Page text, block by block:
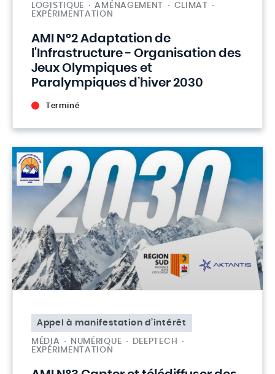
LOGISTIQUE AMÉNAGEMENT
CLIMAT
EXPÉRIMENTATION
AMI N°2 Adaptation de
l'Infrastructure - Organisation des
Jeux Olympiques et
Paralympiques d’hiver 2030
Terminé
Appel à manifestation d’intérêt
MÉDIA NUMÉRIQUE
DEEPTECH
EXPÉRIMENTATION